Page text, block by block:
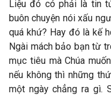
Liệu đó có phải là tin
buôn chuyện nói xấu
quá khứ? Hay đó là kế
Ngài mách bảo bạn từ
mục tiêu mà Chúa
nếu không thì những
một ngày chẳng ra gì.